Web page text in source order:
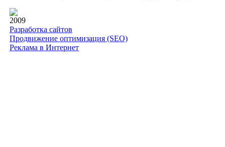
2009
Разработка сайтов
Продвижение оптимизация (SEO)
Реклама в Интернет